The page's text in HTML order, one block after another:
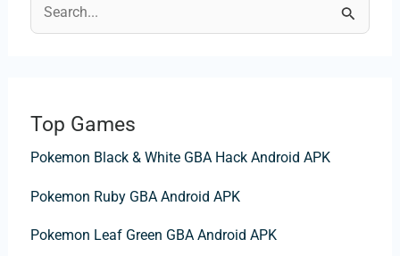
e
r
c
e
Top Games
Pokemon Black & White GBA Hack Android APK
Pokemon Ruby GBA Android APK
Pokemon Leaf Green GBA Android APK